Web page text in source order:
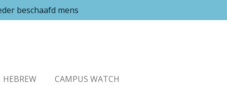
beschaafd mens
HEBREW
CAMPUS WATCH